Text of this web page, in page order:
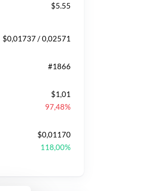
$5.55
$0,01737 / 0,02571
#1866
$1,01
97,48%
$0,01170
118,00%